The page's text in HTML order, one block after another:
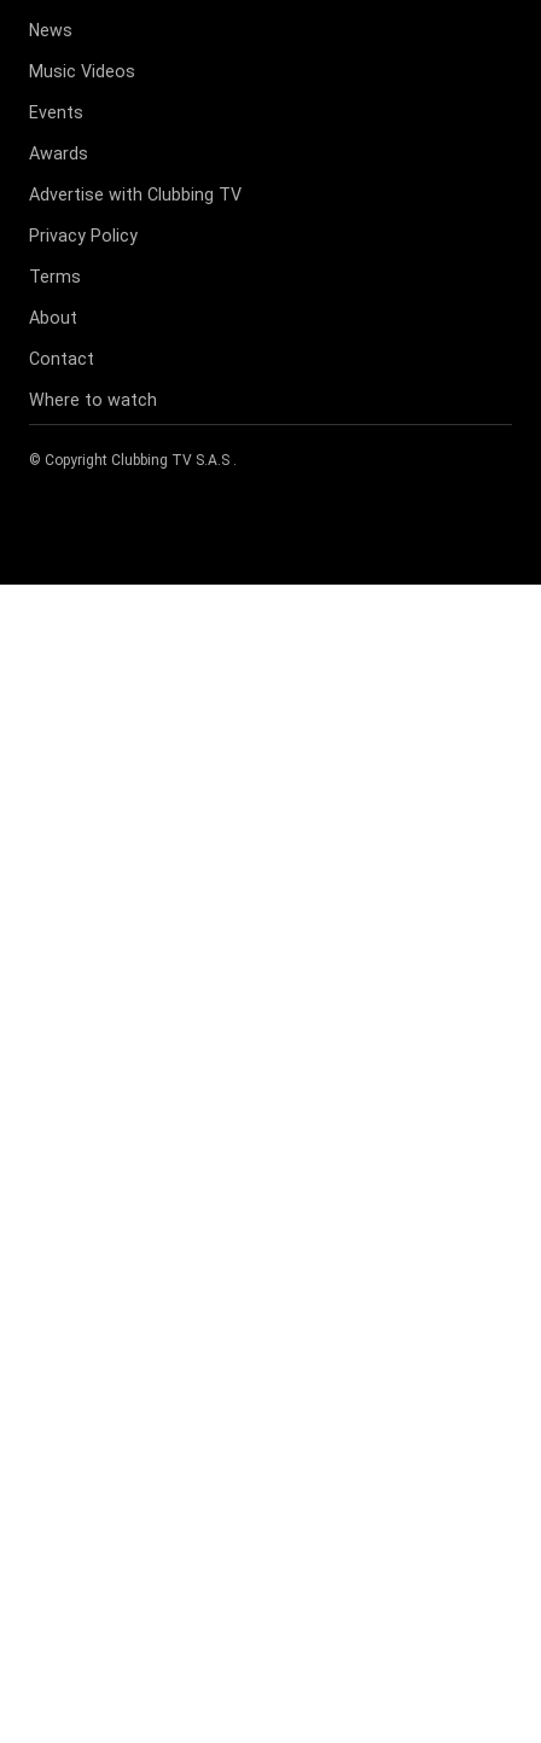
News
Music Videos
Events
Awards
Advertise with Clubbing TV
Privacy Policy
Terms
About
Contact
Where to watch
© Copyright Clubbing TV S.A.S